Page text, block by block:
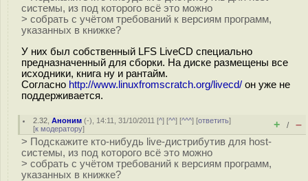
системы, из под которого всё это можно
> собрать с учётом требований к версиям программ,
указанных в книжке?
У них был собственный LFS LiveCD специально
предназначенный для сборки. На диске размещены все
исходники, книга ну и рантайм.
Согласно http://www.linuxfromscratch.org/livecd/ он уже не
поддерживается.
2.32 ,Аноним (-), 14:11, 31/10/2011 [^] [^^] [^^^] [ответить]
[к модератору] + / –
> Подскажите кто-нибудь live-дистрибутив для host-
системы, из под которого всё это можно
> собрать с учётом требований к версиям программ,
указанных в книжке?